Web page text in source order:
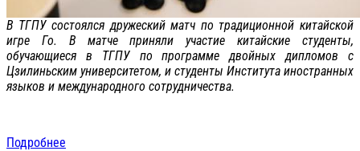
В ТГПУ состоялся дружеский матч по традиционной китайской
игре Го. В матче приняли участие китайские студенты,
обучающиеся в ТГПУ по программе двойных дипломов с
Цзилиньским университетом, и студенты Института иностранных
языков и международного сотрудничества.
Подробнее